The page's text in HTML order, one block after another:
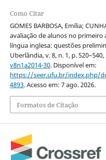
Como Citar
GOMES BARBOSA, Emília;
avaliação de alunos no
língua inglesa: questões
Uberlândia, v. 8, n. 1, p. 520–540,
v8n1a2014-30. Disponível em:
https://seer.ufu.br/index.php/
4893. Acesso em: 7 ago. 2026.
Formatos de Citação